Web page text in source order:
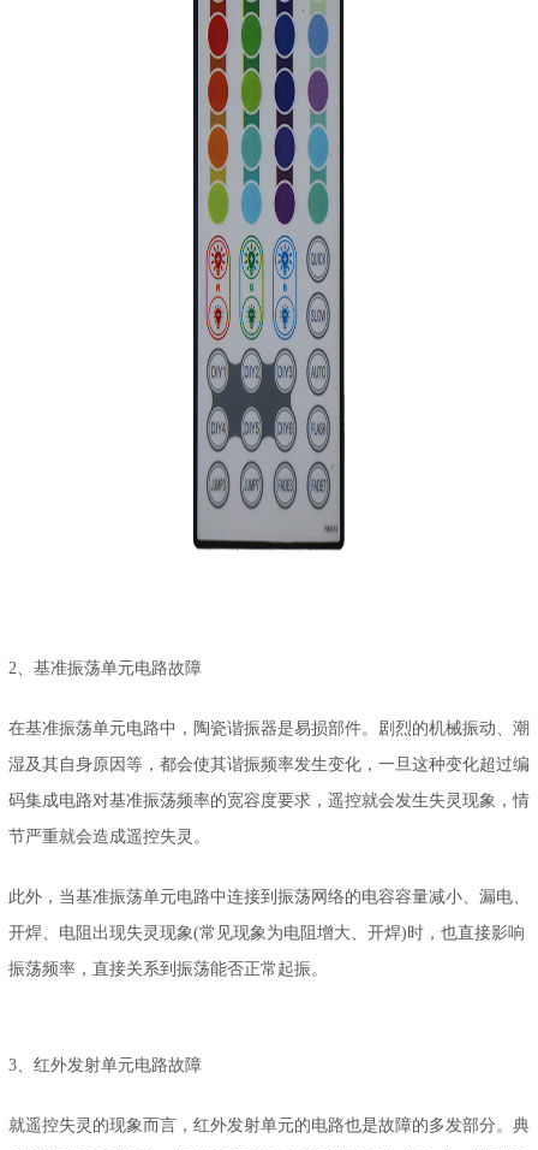
2、基准振荡单元电路故障
在基准振荡单元电路中，陶瓷谐振器是易损部件。剧烈的机械振动、潮
湿及其自身原因等，都会使其谐振频率发生变化，一旦这种变化超过编
码集成电路对基准振荡频率的宽容度要求，遥控就会发生失灵现象，情
节严重就会造成遥控失灵。
此外，当基准振荡单元电路中连接到振荡网络的电容容量减小、漏电、
开焊、电阻出现失灵现象(常见现象为电阻增大、开焊)时，也直接影响
振荡频率，直接关系到振荡能否正常起振。
3、红外发射单元电路故障
就遥控失灵的现象而言，红外发射单元的电路也是故障的多发部分。典